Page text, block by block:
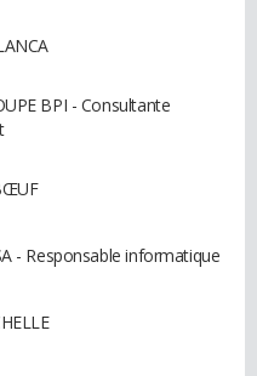
BPI - Consultante
- Responsable informatique